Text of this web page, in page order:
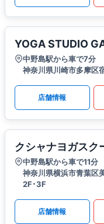
YOGA STUDIO
中野島駅から車で7分
神奈川県川崎市多摩
店舗情報
クシャナヨガスク
中野島駅から車で11分
神奈川県横浜市青葉区
2F･3F
店舗情報